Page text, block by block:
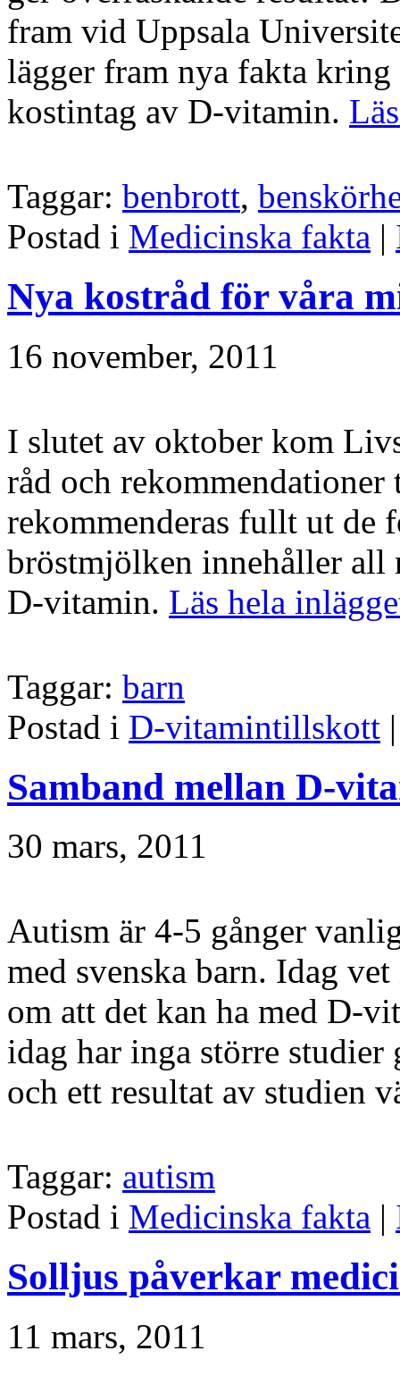
fram vid Uppsala
lägger fram nya fakta
kostintag av D-vitamin.
Taggar: benbrott,
Postad i Medicinska fakta |
Nya kostråd för våra
16 november, 2011
I slutet av oktober kom
råd och
rekommenderas fullt ut de
bröstmjölken innehåller all
D-vitamin. Läs hela
Taggar: barn
Postad i D-vitamintillskott
Samband mellan D-
30 mars, 2011
Autism är 4-5 gånger
med svenska barn. Idag
om att det kan ha med D-
idag har inga större studier
och ett resultat av studien
Taggar: autism
Postad i Medicinska fakta |
Solljus påverkar
11 mars, 2011